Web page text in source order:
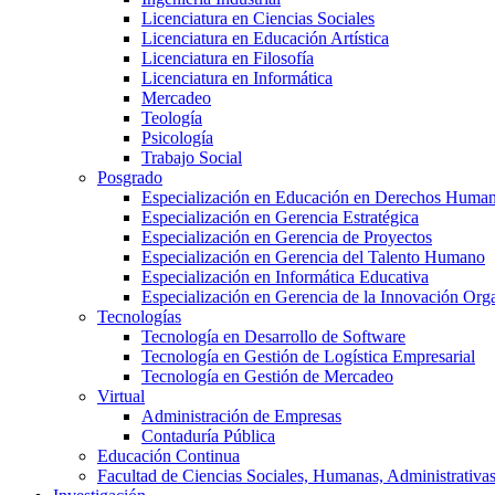
Licenciatura en Ciencias Sociales
Licenciatura en Educación Artística
Licenciatura en Filosofía
Licenciatura en Informática
Mercadeo
Teología
Psicología
Trabajo Social
Posgrado
Especialización en Educación en Derechos
Especialización en Gerencia Estratégica
Especialización en Gerencia de Proyectos
Especialización en Gerencia del Talento Humano
Especialización en Informática Educativa
Especialización en Gerencia de la Innovación
Tecnologías
Tecnología en Desarrollo de Software
Tecnología en Gestión de Logística Empresarial
Tecnología en Gestión de Mercadeo
Virtual
Administración de Empresas
Contaduría Pública
Educación Continua
Facultad de Ciencias Sociales, Humanas,